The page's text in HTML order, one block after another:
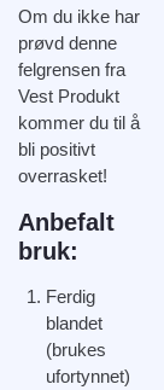
Om du ikke har
prøvd denne
felgrensen fra
Vest Produkt
kommer du til å
bli positivt
overrasket!
Anbefalt
bruk:
Ferdig
blandet
(brukes
ufortynnet)